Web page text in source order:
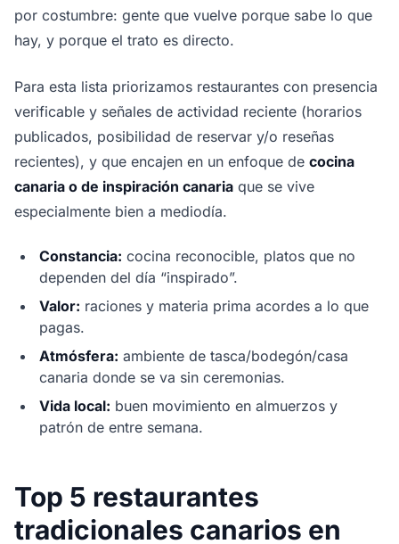
por costumbre: gente que vuelve porque sabe lo que
hay, y porque el trato es directo.
Para esta lista priorizamos restaurantes con presencia
verificable y señales de actividad reciente (horarios
publicados, posibilidad de reservar y/o reseñas
recientes), y que encajen en un enfoque de cocina
canaria o de inspiración canaria que se vive
especialmente bien a mediodía.
Constancia: cocina reconocible, platos que no
dependen del día “inspirado”.
Valor: raciones y materia prima acordes a lo que
pagas.
Atmósfera: ambiente de tasca/bodegón/casa
canaria donde se va sin ceremonias.
Vida local: buen movimiento en almuerzos y
patrón de entre semana.
Top 5 restaurantes
tradicionales canarios en